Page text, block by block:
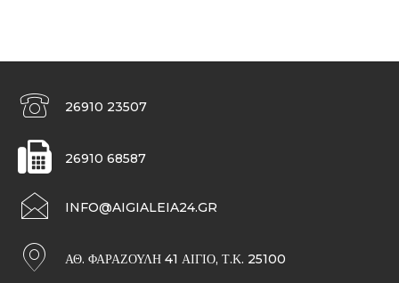
26910 23507
26910 68587
INFO@AIGIALEIA24.GR
ΑΘ. ΦΑΡΑΖΟΥΛΉ 41 ΑΊΓΙΟ, Τ.Κ. 25100